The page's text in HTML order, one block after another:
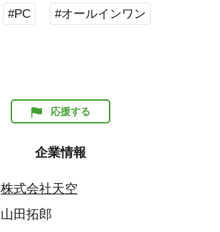
#PC #オールインワン
応援する
企業情報
株式会社天空
山田拓郎